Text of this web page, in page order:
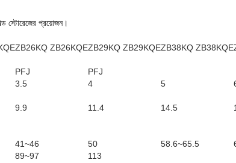
স্টোরেজের প্রয়োজন।
ZB26KQ ZB26KQEZB29KQ ZB29KQEZB38KQ ZB38KQE
PFJ
PFJ
3.5 4 5
9.9 11.4 14.5
41~46 50 58.6~65.5
89~97 113